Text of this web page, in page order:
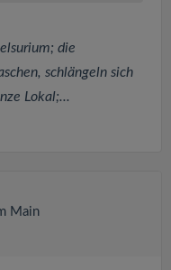
die
schlängeln sich
Lokal;...
Main